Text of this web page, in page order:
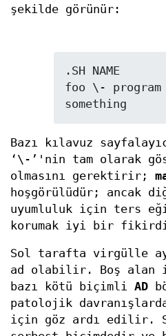
şekilde görünür:
.SH NAME
foo \- program
Bazı kılavuz
‘\-’'nin tam olarak
olmasını gerektirir;
hoşgörülüdür; ancak
uyumluluk için ters
korumak iyi bir
Sol tarafta virgülle
ad olabilir. Boş alan
bazı kötü biçimli AD
patolojik
için göz ardı edilir.